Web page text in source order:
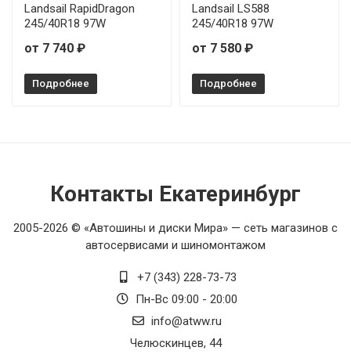
Landsail RapidDragon
245/40R18 97W
от 7 740 ₽
Подробнее
Landsail LS588
245/40R18 97W
от 7 580 ₽
Подробнее
Контакты Екатеринбург
2005-2026 © «Автошины и диски Мира» — сеть магазинов с
автосервисами и шиномонтажом
+7 (343) 228-73-73
Пн-Вс 09:00 - 20:00
info@atww.ru
Челюскинцев, 44